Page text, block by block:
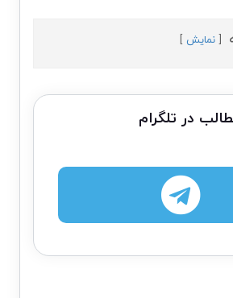
نمایش
در تلگرام